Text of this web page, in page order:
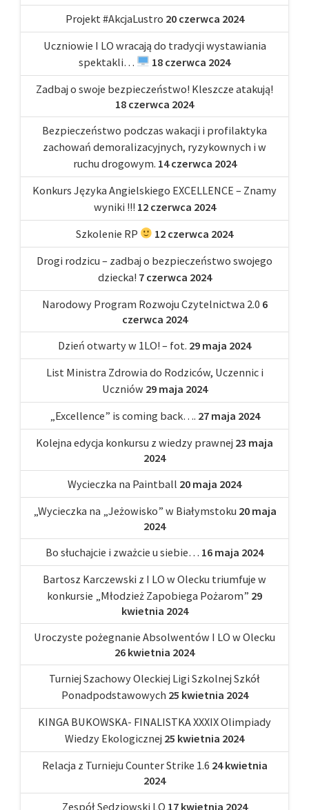
Projekt #AkcjaLustro 20 czerwca 2024
Uczniowie I LO wracają do tradycji wystawiania
spektakli…
18 czerwca 2024
Zadbaj o swoje bezpieczeństwo! Kleszcze atakują!
18 czerwca 2024
Bezpieczeństwo podczas wakacji i profilaktyka
zachowań demoralizacyjnych, ryzykownych i w
ruchu drogowym. 14 czerwca 2024
Konkurs Języka Angielskiego EXCELLENCE – Znamy
wyniki !!! 12 czerwca 2024
Szkolenie RP
12 czerwca 2024
Drogi rodzicu – zadbaj o bezpieczeństwo swojego
dziecka! 7 czerwca 2024
Narodowy Program Rozwoju Czytelnictwa 2.0 6
czerwca 2024
Dzień otwarty w 1LO! – fot. 29 maja 2024
List Ministra Zdrowia do Rodziców, Uczennic i
Uczniów 29 maja 2024
„Excellence” is coming back…. 27 maja 2024
Kolejna edycja konkursu z wiedzy prawnej 23 maja
2024
Wycieczka na Paintball 20 maja 2024
„Wycieczka na „Jeżowisko” w Białymstoku 20 maja
2024
Bo słuchajcie i zważcie u siebie… 16 maja 2024
Bartosz Karczewski z I LO w Olecku triumfuje w
konkursie „Młodzież Zapobiega Pożarom” 29
kwietnia 2024
Uroczyste pożegnanie Absolwentów I LO w Olecku
26 kwietnia 2024
Turniej Szachowy Oleckiej Ligi Szkolnej Szkół
Ponadpodstawowych 25 kwietnia 2024
KINGA BUKOWSKA- FINALISTKA XXXIX Olimpiady
Wiedzy Ekologicznej 25 kwietnia 2024
Relacja z Turnieju Counter Strike 1.6 24 kwietnia
2024
Zespół Sędziowski LO 17 kwietnia 2024